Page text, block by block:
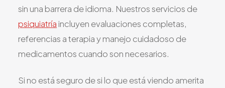
sin una barrera de idioma. Nuestros servicios de
psiquiatría incluyen evaluaciones completas,
referencias a terapia y manejo cuidadoso de
medicamentos cuando son necesarios.
Si no está seguro de si lo que está viendo amerita